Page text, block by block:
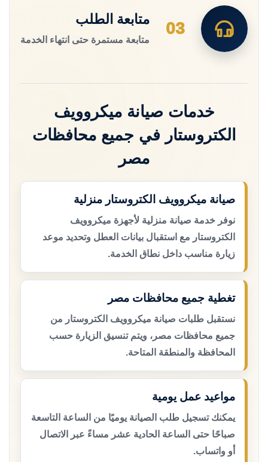
03
متابعة الطلب
متابعة مستمرة حتى انتهاء الخدمة
خدمات صيانة ميكروويف
الكتروستار في جميع محافظات
مصر
صيانة ميكروويف الكتروستار منزلية
نوفر خدمة صيانة منزلية لأجهزة ميكروويف
الكتروستار مع استقبال بيانات العطل وتحديد موعد
زيارة مناسب داخل نطاق الخدمة.
تغطية جميع محافظات مصر
نستقبل طلبات صيانة ميكروويف الكتروستار من
جميع محافظات مصر، ويتم تنسيق الزيارة حسب
المحافظة والمنطقة المتاحة.
مواعيد عمل يومية
يمكنك تسجيل طلب الصيانة يوميًا من الساعة التاسعة
صباحًا حتى الساعة الحادية عشر مساءً عبر الاتصال
أو واتساب.